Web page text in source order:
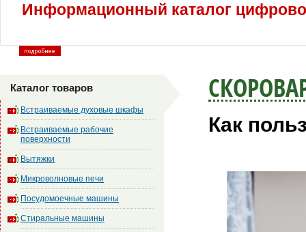
Информационный каталог
Каталог товаров
Встраиваемые духовые шкафы
Встраиваемые рабочие
поверхности
Вытяжки
Микроволновые печи
Посудомоечные машины
Стиральные машины
Как